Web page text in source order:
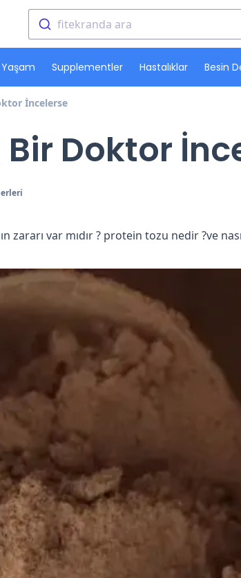
fitekranda ara
Yaşam Supplementler Hastalıklar Besin
İncelerse
Doktor
zararı var mıdır ? protein tozu nedir ?ve